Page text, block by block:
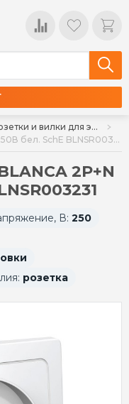
Розетки и вилки для электроплит (РШ, ВШ)
Розетка силовая СП BLANCA 2P+N 32А 250В бел. SchE BLNSR003231
2P+N
В: 250
розетка